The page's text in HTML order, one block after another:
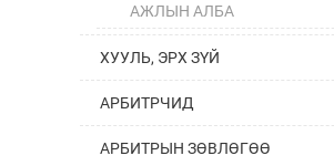
АЖЛЫН АЛБА
ХУУЛЬ, ЭРХ ЗҮЙ
АРБИТРЧИД
АРБИТРЫН ЗӨВЛӨГӨӨ